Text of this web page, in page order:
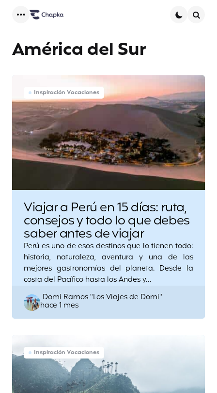
América del Sur
Inspiración Vacaciones
Viajar a Perú en 15 días: ruta,
consejos y todo lo que debes
saber antes de viajar
Perú es uno de esos destinos que lo tienen todo:
historia, naturaleza, aventura y una de las
mejores gastronomías del planeta. Desde la
costa del Pacífico hasta los Andes y…
Posted
by
Domi Ramos "Los Viajes de Domi"
hace 1 mes
Inspiración Vacaciones